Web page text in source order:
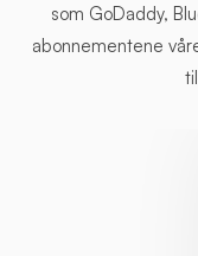
som GoDaddy,
abonnementene